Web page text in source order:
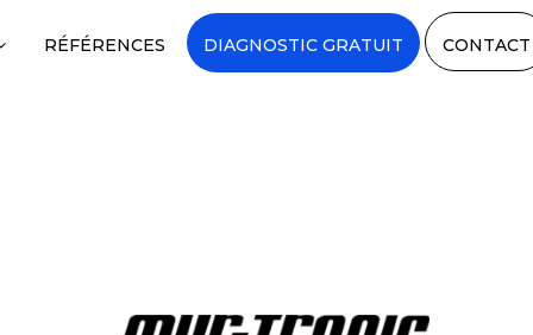
RÉFÉRENCES DIAGNOSTIC GRATUIT CONTACT